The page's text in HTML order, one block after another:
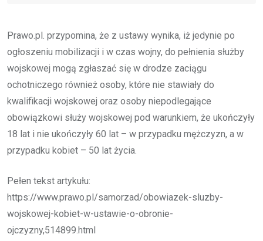
Prawo.pl. przypomina, że z ustawy wynika, iż jedynie po
ogłoszeniu mobilizacji i w czas wojny, do pełnienia służby
wojskowej mogą zgłaszać się w drodze zaciągu
ochotniczego również osoby, które nie stawiały do
kwalifikacji wojskowej oraz osoby niepodlegające
obowiązkowi służy wojskowej pod warunkiem, że ukończyły
18 lat i nie ukończyły 60 lat – w przypadku mężczyzn, a w
przypadku kobiet – 50 lat życia.
Pełen tekst artykułu:
https://www.prawo.pl/samorzad/obowiazek-sluzby-
wojskowej-kobiet-w-ustawie-o-obronie-
ojczyzny,514899.html